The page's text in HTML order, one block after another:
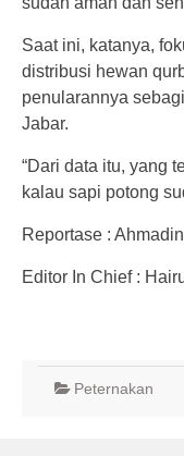
Saat ini, katanya,
distribusi hewan
penularannya
Jabar.
“Dari data itu, yang
kalau sapi potong
Reportase :
Editor In Chief :
Peternakan